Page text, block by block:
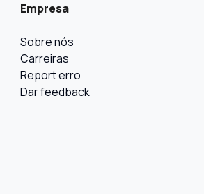
Empresa
Sobre nós
Carreiras
Report erro
Dar feedback